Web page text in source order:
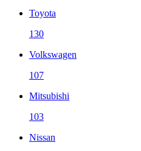
Toyota
130
Volkswagen
107
Mitsubishi
103
Nissan